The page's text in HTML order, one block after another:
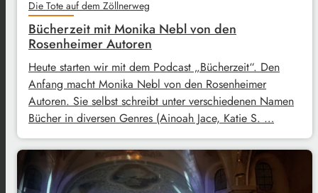
Die Tote auf dem Zöllnerweg
Bücherzeit mit Monika Nebl von den
Rosenheimer Autoren
Heute starten wir mit dem Podcast „Bücherzeit“. Den
Anfang macht Monika Nebl von den Rosenheimer
Autoren. Sie selbst schreibt unter verschiedenen Namen
Bücher in diversen Genres (Ainoah Jace, Katie S. …